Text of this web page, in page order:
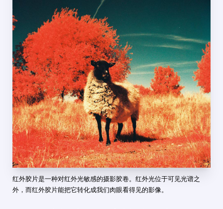
红外胶片是一种对红外光敏感的摄影胶卷。红外光位于可见光谱之
外，而红外胶片能把它转化成我们肉眼看得见的影像。